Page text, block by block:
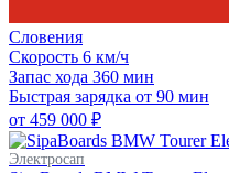
Словения
Скорость 6 км/ч
Запас хода 360 мин
Быстрая зарядка от 90 мин
от 459 000 ₽
Электросап